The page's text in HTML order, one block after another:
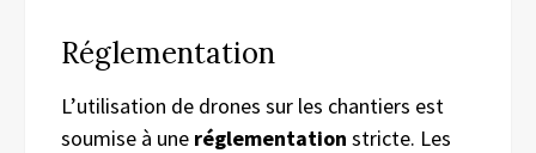
Réglementation
L’utilisation de drones sur les chantiers est
soumise à une réglementation stricte. Les